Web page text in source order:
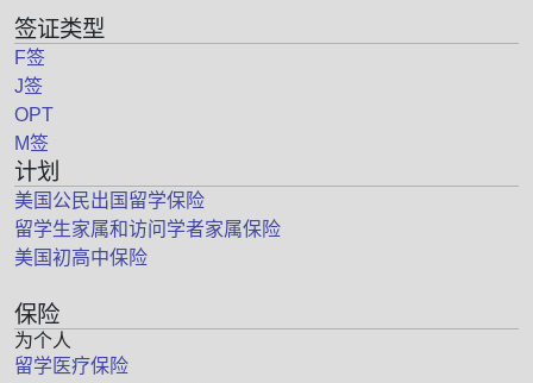
签证类型
F签
J签
OPT
M签
计划
美国公民出国留学保险
留学生家属和访问学者家属保险
美国初高中保险
保险
为个人
留学医疗保险